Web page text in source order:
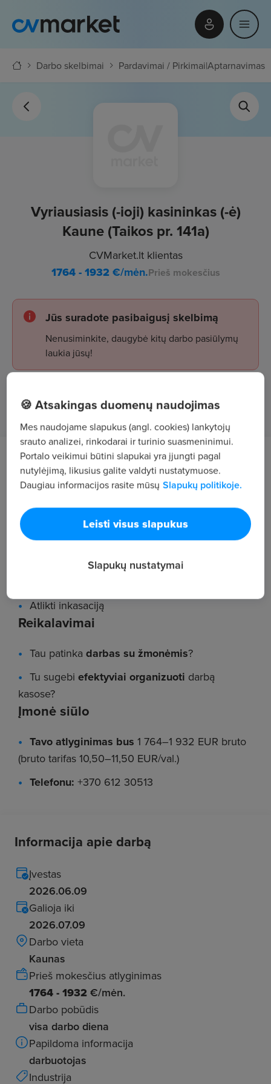
Darbo skelbimai Pardavimai / Pirkimai|Aptarnavimas
Vyriausiasis (-ioji) kasininkas (-ė)
Kaune (Taikos pr. 141a)
CVMarket.lt klientas
1764 - 1932€/mėn.Prieš mokesčius
Jūs suradote pasibaigusį skelbimą
Nenusiminkite, daugybė kitų darbo pasiūlymų
laukia jūsų!
Žiūrėti skelbimus
Darbo aprašymas
Organizuoti ir kontroliuoti klientų aptarnavimą
kasose
Parduoti prekes ir rūpintis klientais
Tiksliai užpildyti kasos dokumentus
Atlikti inkasaciją
Reikalavimai
Tau patinka darbas su žmonėmis?
Tu sugebi efektyviai organizuoti darbą
kasose?
Įmonė siūlo
Tavo atlyginimas bus 1 764–1 932 EUR bruto
(bruto tarifas 10,50–11,50 EUR/val.)
Telefonu: +370 612 30513
Informacija apie darbą
Įvestas
2026.06.09
Galioja iki
2026.07.09
Darbo vieta
Kaunas
Prieš mokesčius atlyginimas
1764 - 1932 €/mėn.
Darbo pobūdis
visa darbo diena
Papildoma informacija
darbuotojas
Industrija
🍪 Atsakingas duomenų naudojimas
Mes naudojame slapukus (angl. cookies) lankytojų
srauto analizei, rinkodarai ir turinio suasmeninimui.
Portalo veikimui būtini slapukai yra įjungti pagal
nutylėjimą, likusius galite valdyti nustatymuose.
Daugiau informacijos rasite mūsų Slapukų politikoje.
Leisti visus slapukus
Slapukų nustatymai